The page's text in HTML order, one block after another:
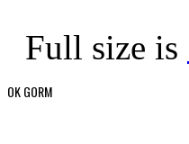
Full size is
OK GORM